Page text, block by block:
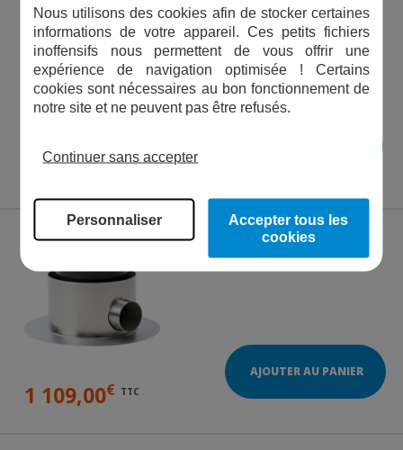
NOTRE GAMME
PROFICLEAR PREMIUM
XL
à partir de
PROFISKIM PREMIUM
1 109,00€ TTC
AJOUTER AU PANIER
Nous utilisons des cookies afin de stocker certaines
informations de votre appareil. Ces petits fichiers
inoffensifs nous permettent de vous offrir une
expérience de navigation optimisée ! Certains
cookies sont nécessaires au bon fonctionnement de
notre site et ne peuvent pas être refusés.
Continuer sans accepter
Personnaliser
Accepter tous les
cookies